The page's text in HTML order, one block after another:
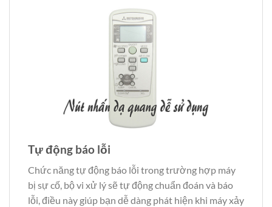
Tự động báo lỗi
Chức năng tự động báo lỗi trong trường hợp máy
bị sự cố, bộ vi xử lý sẽ tự động chuẩn đoán và báo
lỗi, điều này giúp bạn dễ dàng phát hiện khi máy xảy